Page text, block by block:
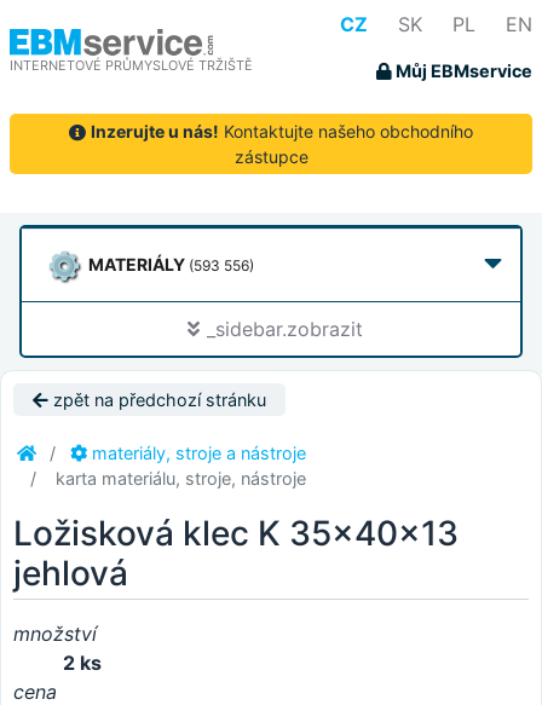
INTERNETOVÉ PRŮMYSLOVÉ TRŽIŠTĚ
CZ SK PL EN
Můj EBMservice
Inzerujte u nás! Kontaktujte našeho obchodního
zástupce
MATERIÁLY (593 556)
_sidebar.zobrazit
zpět na předchozí stránku
materiály, stroje a nástroje
karta materiálu, stroje, nástroje
Ložisková klec K 35x40x13
jehlová
množství
2 ks
cena